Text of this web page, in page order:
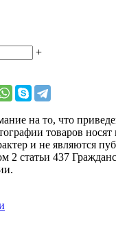
+
на то, что
товаров
и не являются
2 статьи 437